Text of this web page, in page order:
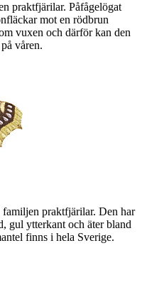
praktfjärilar. Påfågelögat
mot en rödbrun
vuxen och därför kan den
våren.
familjen praktfjärilar. Den har
gul ytterkant och äter bland
finns i hela Sverige.